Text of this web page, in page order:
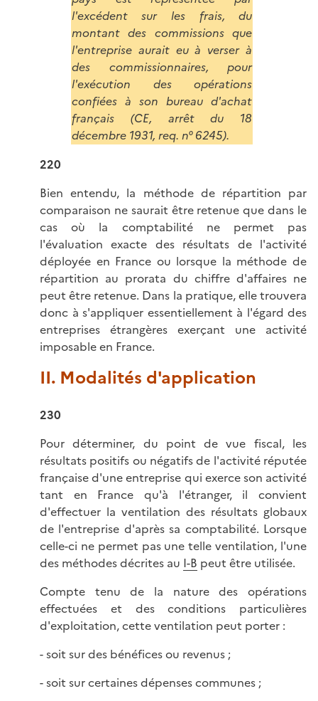
l'excédent sur les frais, du
montant des commissions que
l'entreprise aurait eu à verser à
des commissionnaires, pour
l'exécution des opérations
confiées à son bureau d'achat
français (CE, arrêt du 18
décembre 1931, req. n° 6245).
220
Bien entendu, la méthode de répartition par
comparaison ne saurait être retenue que dans le
cas où la comptabilité ne permet pas
l'évaluation exacte des résultats de l'activité
déployée en France ou lorsque la méthode de
répartition au prorata du chiffre d'affaires ne
peut être retenue. Dans la pratique, elle trouvera
donc à s'appliquer essentiellement à l'égard des
entreprises étrangères exerçant une activité
imposable en France.
II. Modalités d'application
230
Pour déterminer, du point de vue fiscal, les
résultats positifs ou négatifs de l'activité réputée
française d'une entreprise qui exerce son activité
tant en France qu'à l'étranger, il convient
d'effectuer la ventilation des résultats globaux
de l'entreprise d'après sa comptabilité. Lorsque
celle-ci ne permet pas une telle ventilation, l'une
des méthodes décrites au I-B peut être utilisée.
Compte tenu de la nature des opérations
effectuées et des conditions particulières
d'exploitation, cette ventilation peut porter :
- soit sur des bénéfices ou revenus ;
- soit sur certaines dépenses communes ;